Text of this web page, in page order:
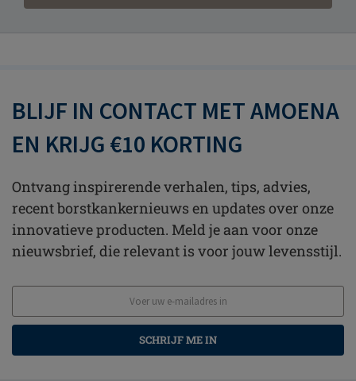
BLIJF IN CONTACT MET AMOENA
EN KRIJG €10 KORTING
Ontvang inspirerende verhalen, tips, advies,
recent borstkankernieuws en updates over onze
innovatieve producten. Meld je aan voor onze
nieuwsbrief, die relevant is voor jouw levensstijl.
SCHRIJF ME IN